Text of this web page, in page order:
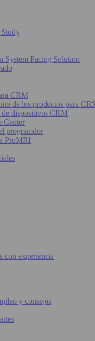
Pacing Solution
CRM
de los productos para
de dispositivos CRM
Center
programdor
ProMRI
con experiencia
y consejos